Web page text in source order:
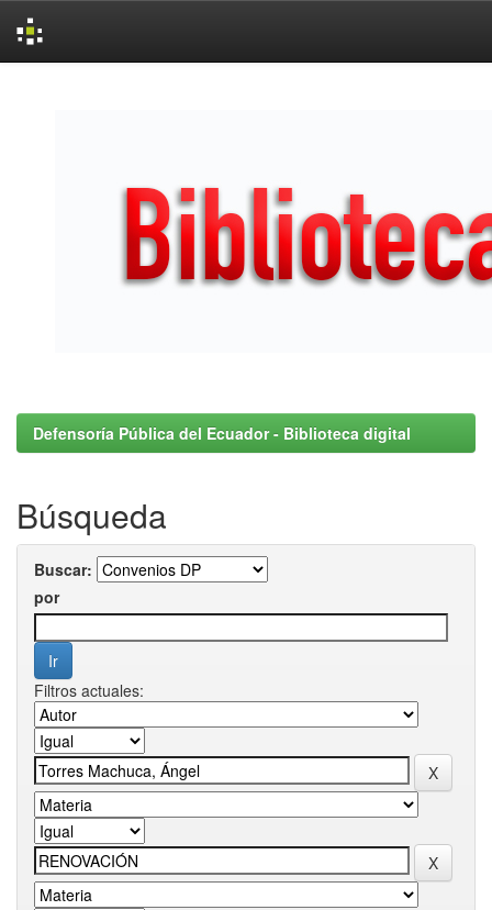
Defensoría Pública del Ecuador - Biblioteca digital
Búsqueda
Buscar:
por
Filtros actuales: